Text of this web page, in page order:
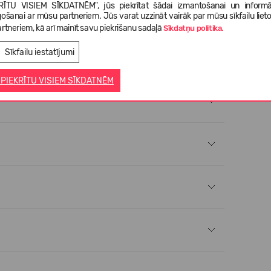
VISIEM SĪKDATNĒM", jūs piekrītat šādai izmantošanai un
ar mūsu partneriem. Jūs varat uzzināt vairāk par mūsu sīkfailu
kā arī mainīt savu piekrišanu sadaļāSīkdatņu politika.
Sīkfailu iestatījumi
PIEKRĪTU VISIEM SĪKDATNĒM
Elastīgi. 360 grādu komforts.